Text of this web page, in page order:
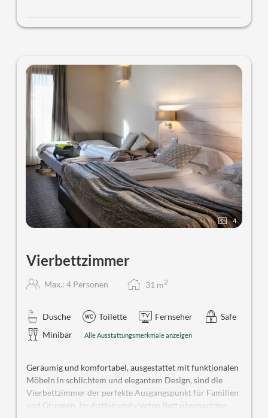
4
Vierbettzimmer
Max.: 4 Personen 31 m2
Dusche Toilette Fernseher
Safe
Minibar
Alle Ausstattungsmerkmale anzeigen
Geräumig und komfortabel, ausgestattet mit funktionalen
Möbeln in schlichtem und elegantem Design, sind die
Vierbettzimmer der perfekte Ausgangspunkt für Familien
und Gruppen. Im dritten und vierten Bett übernachten